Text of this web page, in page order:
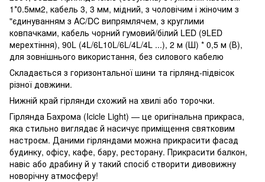
1*0.5мм2, кабель 3, 3 мм, мідний, з чоловічим і жіночим з
"єдинуванням з AC/DC випрямлячем, з круглими
ковпачками, кабель чорний гумовий/білий LED (9LED
мерехтіння), 90L (4L/6L10L/6L/4L/4L ...), 2 м (Ш) * 0,5 м (В),
для зовнішнього використання, без силового кабелю
Складається з горизонтальної шини та гірлянд-підвісок
різної довжини.
Нижній край гірлянди схожий на хвилі або торочки.
Гірлянда Бахрома (Icicle Light) — це оригінальна прикраса,
яка стильно виглядає й насичує приміщення святковим
настроєм. Даними гірляндами можна прикрасити фасад
будинку, офісу, кафе, бару, ресторану. Прикрасити балкон,
навіс або драбину й у такий спосіб створити дивовижну
новорічну атмосферу!